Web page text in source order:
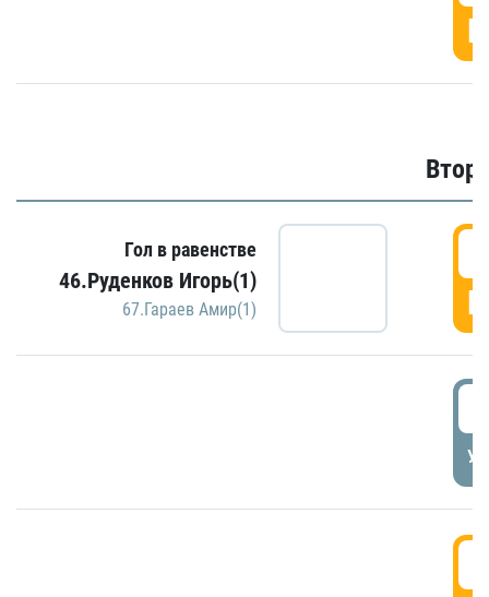
Гол в равенстве
46.Руденков Игорь(1)
67.Гараев Амир(1)